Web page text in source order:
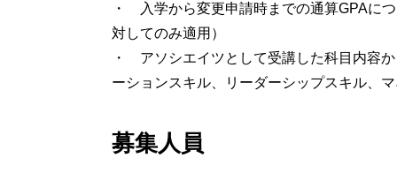
・ 入学から変更申請時までの通算GPAに
対してのみ適用）
・ アソシエイツとして受講した科目内容
ーションスキル、リーダーシップスキル、
募集人員